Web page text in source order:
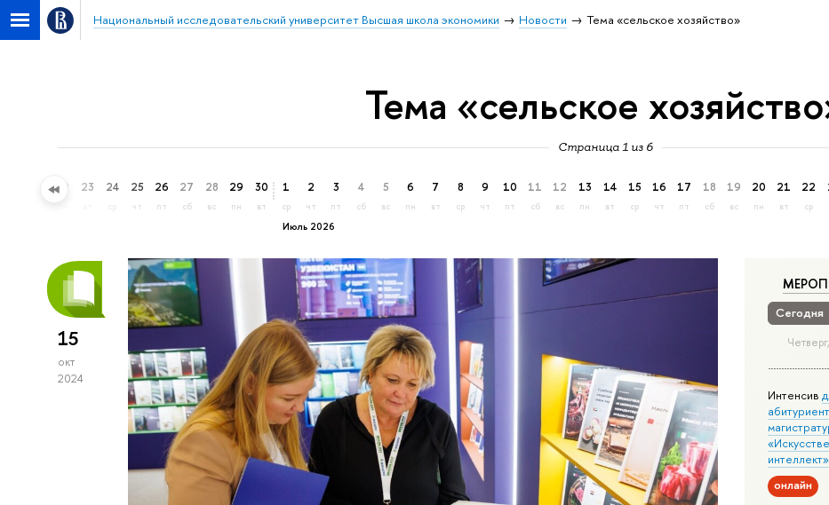
Национальный исследовательский университет Высшая школа экономики Новости Тема «сельское хозяйство»
Тема «сельское
Страница 1 из 6
22 23 24 25
чт
26
пт
27
сб
28
вс
29
пн
30
вт
Июль 2026
1
ср
2
чт
3
пт
4
сб
5
вс
6
пн
7
вт
8
ср
9
чт
10
пт
11
сб
12
вс
13
пн
14
вт
15
ср
16
чт
17
пт
18
сб
19
вс
20
пн
21
вт
22
ср
Сегодня
Интенсив
интеллект»
онлайн
15
окт
2024